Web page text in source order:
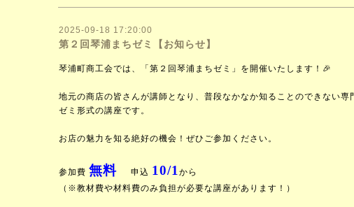
2025-09-18 17:20:00
第２回琴浦まちゼミ【お知らせ】
琴浦町商工会では、「第２回琴浦まちゼミ」を開催いたします！ 🎉
地元の商店の皆さんが講師となり、普段なかなか知ることのできない
ゼミ形式の講座です。
お店の魅力を知る絶好の機会！ぜひご参加ください。
参加費 無料 申込 10/1 から
（※教材費や材料費のみ負担が必要な講座があります！）